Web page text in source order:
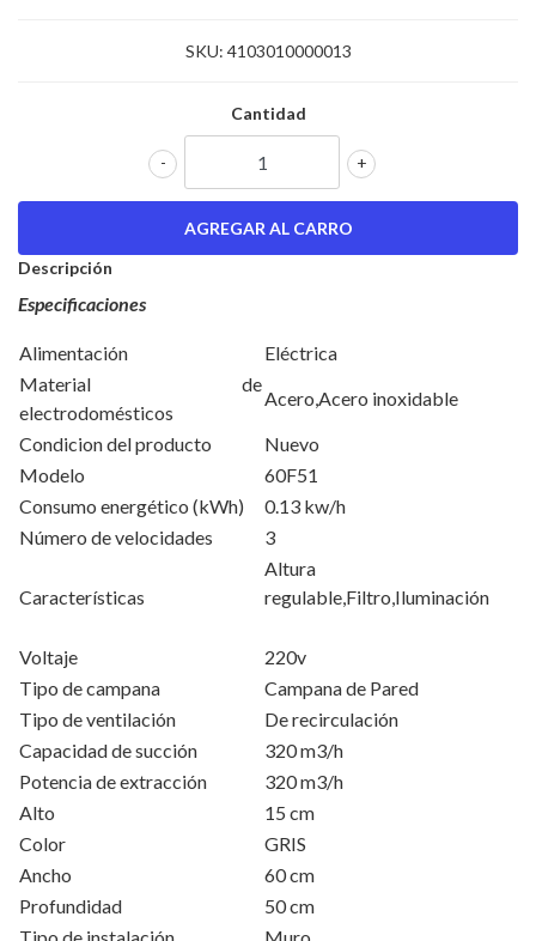
SKU: 4103010000013
Cantidad
+
-
Descripción
Especificaciones
Alimentación
Eléctrica
Material de
electrodomésticos
Acero,Acero inoxidable
Condicion del producto
Nuevo
Modelo
60F51
Consumo energético (kWh)
0.13 kw/h
Número de velocidades
3
Características
Altura
regulable,Filtro,Iluminación
Voltaje
220v
Tipo de campana
Campana de Pared
Tipo de ventilación
De recirculación
Capacidad de succión
320 m3/h
Potencia de extracción
320 m3/h
Alto
15 cm
Color
GRIS
Ancho
60 cm
Profundidad
50 cm